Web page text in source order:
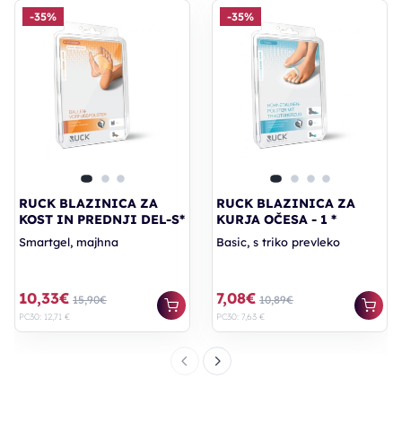
-35%
RUCK BLAZINICA ZA
KOST IN PREDNJI DEL-S*
Smartgel, majhna
10,33€ 15,90€
PC30: 12,71 €
-35%
RUCK BLAZINICA ZA
KURJA OČESA - 1 *
Basic, s triko prevleko
7,08€ 10,89€
PC30: 7,63 €